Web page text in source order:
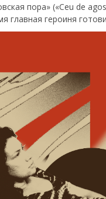
пора» («Ceu de
главная героиня